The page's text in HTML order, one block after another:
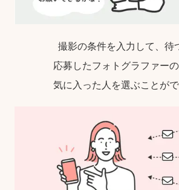
撮影の条件を入力して、待
応募したフォトグラファーの
気に入った人を選ぶことがで